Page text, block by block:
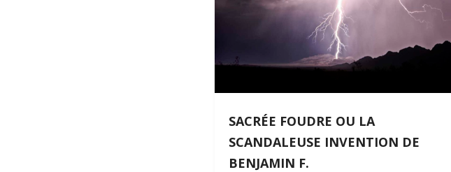
Archives
Service de référence
SACRÉE FOUDRE OU LA
SCANDALEUSE INVENTION DE
BENJAMIN F.